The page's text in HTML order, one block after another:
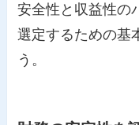
安全性と収益性の
選定するための基
う。